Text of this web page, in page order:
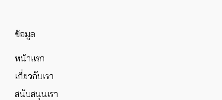
ข้อมูล
หน้าแรก
เกี่ยวกับเรา
สนับสนุนเรา